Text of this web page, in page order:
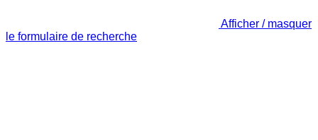
Afficher / masquer
le formulaire de recherche